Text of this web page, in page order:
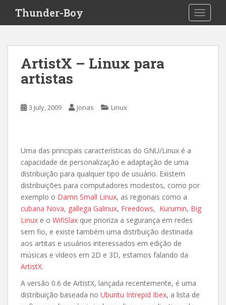
i
Thunder-Boy
ArtistX – Linux para
artistas
3 July, 2009 Jonas Linux
Uma das principais características do GNU/Linux é a
capacidade de personalização e adaptação de uma
distribuição para qualquer tipo de usuário. Existem
distribuições para computadores modestos, como por
exemplo o Damn Small Linux, as regionais como a
cubana Nova, gallega Galinux, Freedows, Kurumin, Big
Linux e o WifiSlax que prioriza a segurança em redes
sem fio, e existe também uma distrbuição destinada
aos artitas e usuários interessados em edição de
músicas e vídeos em 2D e 3D, estamos falando da
ArtistX.
A versão 0.6 de ArtistX, lançada recentemente, é uma
distribuição baseada no Ubuntu Intrepid Ibex, a lista de